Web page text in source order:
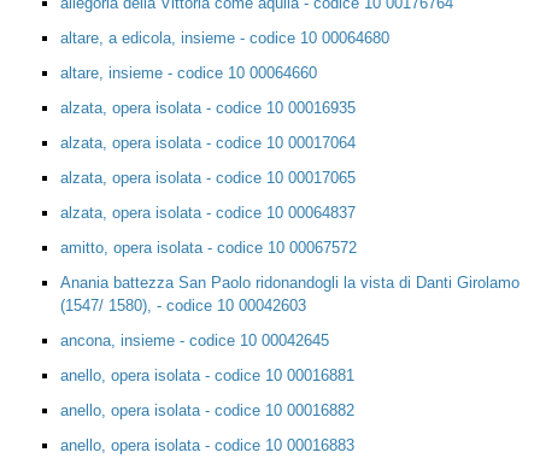
altare, a edicola, insieme - codice 10 00064680
altare, insieme - codice 10 00064660
alzata, opera isolata - codice 10 00016935
alzata, opera isolata - codice 10 00017064
alzata, opera isolata - codice 10 00017065
alzata, opera isolata - codice 10 00064837
amitto, opera isolata - codice 10 00067572
Anania battezza San Paolo ridonandogli la vista di Danti Girolamo
(1547/ 1580), - codice 10 00042603
ancona, insieme - codice 10 00042645
anello, opera isolata - codice 10 00016881
anello, opera isolata - codice 10 00016882
anello, opera isolata - codice 10 00016883